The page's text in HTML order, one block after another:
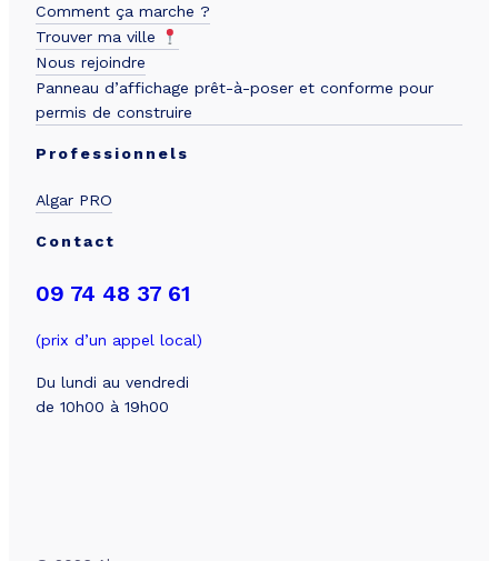
Comment ça marche ?
Trouver ma ville
Nous rejoindre
Panneau d’affichage prêt-à-poser et conforme pour
permis de construire
Professionnels
Algar PRO
Contact
09 74 48 37 61
(prix d’un appel local)
Du lundi au vendredi
de 10h00 à 19h00